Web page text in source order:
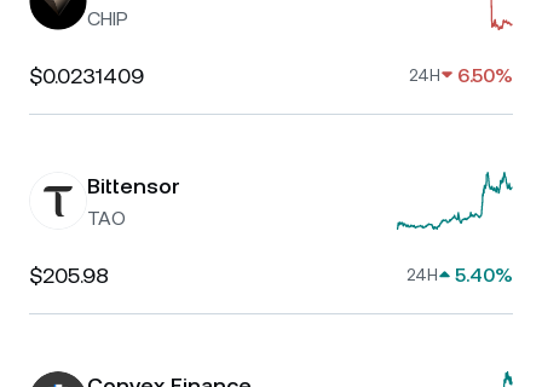
CHIP
$0.0231409 24H 6.50%
Bittensor
TAO
$205.98 24H 5.40%